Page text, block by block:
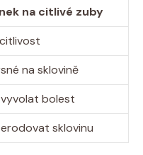
na citlivé zuby
na sklovině
bolest
sklovinu